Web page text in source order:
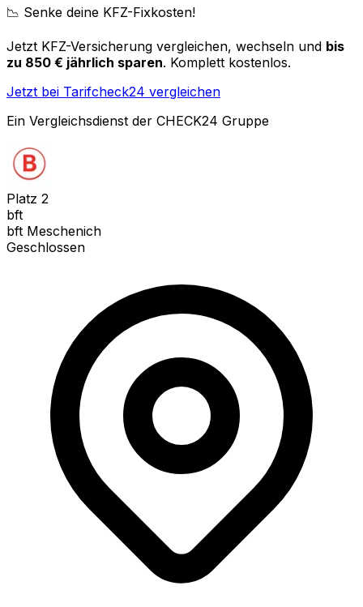
📉 Senke deine KFZ-Fixkosten!
Jetzt KFZ-Versicherung vergleichen, wechseln und bis
zu 850 € jährlich sparen. Komplett kostenlos.
Jetzt bei Tarifcheck24 vergleichen
Ein Vergleichsdienst der CHECK24 Gruppe
Platz 2
bft
bft Meschenich
Geschlossen